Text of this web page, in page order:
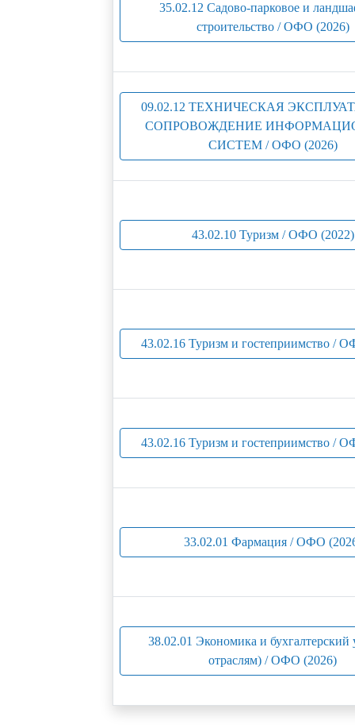
35.02.12 Садово-парковое и
строительство / ОФО (2026)
09.02.12 ТЕХНИЧЕСКАЯ
СОПРОВОЖДЕНИЕ
СИСТЕМ / ОФО (2026)
43.02.10 Туризм / ОФО (2022)
43.02.16 Туризм и гостеприимство /
43.02.16 Туризм и гостеприимство /
33.02.01 Фармация / ОФО
38.02.01 Экономика и бухгалтерский
отраслям) / ОФО (2026)